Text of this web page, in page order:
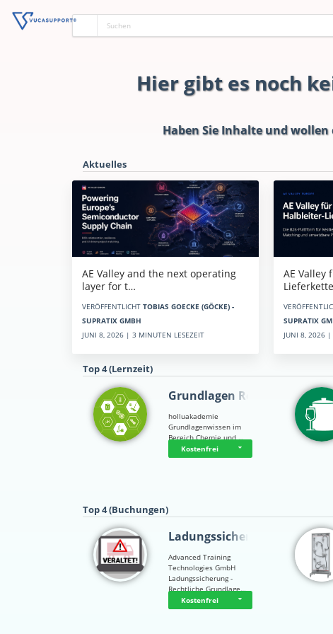
Hier gibt es noch
Haben Sie Inhalte und wollen
Aktuelles
AE Valley and the next operating
layer for t…
VERÖFFENTLICHT TOBIAS GOECKE (GÖCKE) -
SUPRATIX GMBH
JUNI 8, 2026 | 3 MINUTEN LESEZEIT
AE Valley
SUPRATIX
JUNI 8, 2026 |
Top 4 (Lernzeit)
Grundlagen Rein…
holluakademie
Grundlagenwissen im
Bereich Chemie und …
Kostenfrei
Top 4 (Buchungen)
Ladungssicherung
Advanced Training
Technologies GmbH
Ladungssicherung -
Rechtliche Grundlage…
Kostenfrei